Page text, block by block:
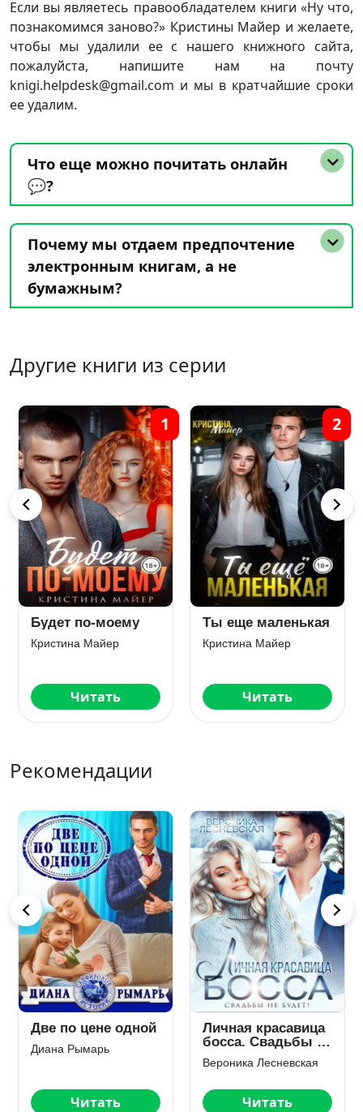
Если вы являетесь правообладателем книги «Ну что,
познакомимся заново?» Кристины Майер и желаете,
чтобы мы удалили ее с нашего книжного сайта,
пожалуйста, напишите нам на почту
knigi.helpdesk@gmail.com и мы в кратчайшие сроки
ее удалим.
Что еще можно почитать онлайн
💬?
Почему мы отдаем предпочтение
электронным книгам, а не
бумажным?
Другие книги из серии
Будет по-моему
Кристина Майер
Читать
1
Ты еще маленькая
Кристина Майер
Читать
2
Рекомендации
Две по цене одной
Диана Рымарь
Читать
Личная красавица
босса. Свадьбы не
будет!
Вероника Лесневская
Читать